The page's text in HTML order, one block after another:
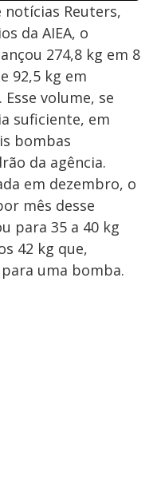
notícias Reuters,
da AIEA, o
274,8 kg em 8
92,5 kg em
volume, se
suficiente, em
bombas
da agência.
em dezembro, o
mês desse
para 35 a 40 kg
42 kg que,
uma bomba.